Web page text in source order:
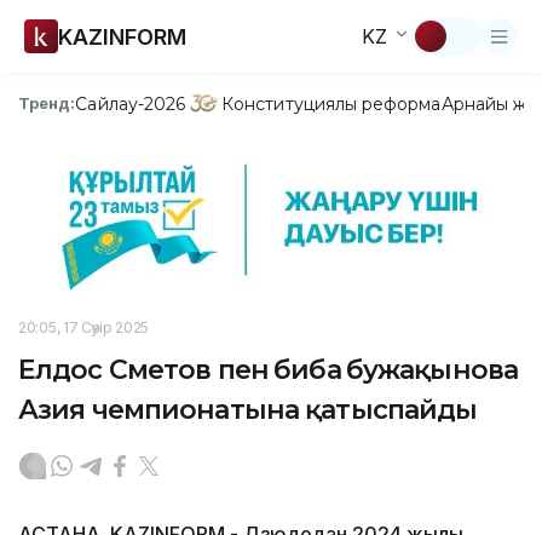
KAZINFORM KZ
Тренд:Сайлау-2026 Конституциялық реформаАрнайы
20:05, 17 Сәуір 2025
Елдос Сметов пен Әбиба Әбужақынова
Азия чемпионатына қатыспайды